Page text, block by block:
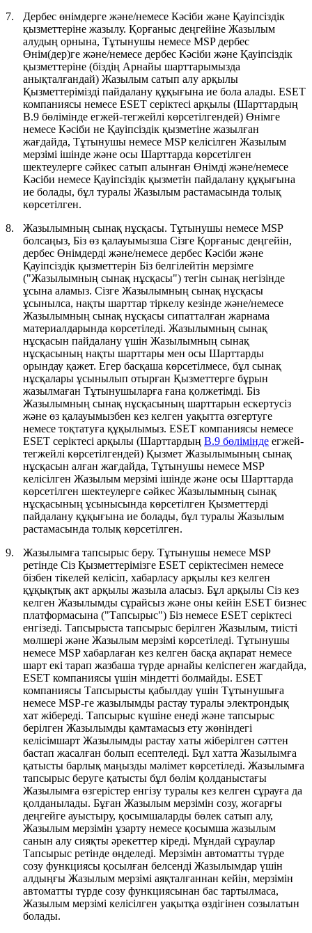
7.
Дербес өнімдерге және/немесе Кәсіби және Қауіпсіздік
қызметтеріне жазылу. Қорғаныс деңгейіне Жазылым
алудың орнына, Тұтынушы немесе MSP дербес
Өнім(дер)ге және/немесе дербес Кәсіби және Қауіпсіздік
қызметтеріне (біздің Арнайы шарттарымызда
анықталғандай) Жазылым сатып алу арқылы
Қызметтерімізді пайдалану құқығына ие бола алады. ESET
компаниясы немесе ESET серіктесі арқылы (Шарттардың
B.9 бөлімінде егжей-тегжейлі көрсетілгендей) Өнімге
немесе Кәсіби не Қауіпсіздік қызметіне жазылған
жағдайда, Тұтынушы немесе MSP келісілген Жазылым
мерзімі ішінде және осы Шарттарда көрсетілген
шектеулерге сәйкес сатып алынған Өнімді және/немесе
Кәсіби немесе Қауіпсіздік қызметін пайдалану құқығына
ие болады, бұл туралы Жазылым растамасында толық
көрсетілген.
8.
Жазылымның сынақ нұсқасы. Тұтынушы немесе MSP
болсаңыз, Біз өз қалауымызша Сізге Қорғаныс деңгейін,
дербес Өнімдерді және/немесе дербес Кәсіби және
Қауіпсіздік қызметтерін Біз белгілейтін мерзімге
("Жазылымның сынақ нұсқасы") тегін сынақ негізінде
ұсына аламыз. Сізге Жазылымның сынақ нұсқасы
ұсынылса, нақты шарттар тіркелу кезінде және/немесе
Жазылымның сынақ нұсқасы сипатталған жарнама
материалдарында көрсетіледі. Жазылымның сынақ
нұсқасын пайдалану үшін Жазылымның сынақ
нұсқасының нақты шарттары мен осы Шарттарды
орындау қажет. Егер басқаша көрсетілмесе, бұл сынақ
нұсқалары ұсынылып отырған Қызметтерге бұрын
жазылмаған Тұтынушыларға ғана қолжетімді. Біз
Жазылымның сынақ нұсқасының шарттарын ескертусіз
және өз қалауымызбен кез келген уақытта өзгертуге
немесе тоқтатуға құқылымыз. ESET компаниясы немесе
ESET серіктесі арқылы (Шарттардың B.9 бөлімінде егжей-
тегжейлі көрсетілгендей) Қызмет Жазылымының сынақ
нұсқасын алған жағдайда, Тұтынушы немесе MSP
келісілген Жазылым мерзімі ішінде және осы Шарттарда
көрсетілген шектеулерге сәйкес Жазылымның сынақ
нұсқасының ұсынысында көрсетілген Қызметтерді
пайдалану құқығына ие болады, бұл туралы Жазылым
растамасында толық көрсетілген.
9.
Жазылымға тапсырыс беру. Тұтынушы немесе MSP
ретінде Сіз Қызметтерімізге ESET серіктесімен немесе
бізбен тікелей келісіп, хабарласу арқылы кез келген
құқықтық акт арқылы жазыла аласыз. Бұл арқылы Сіз кез
келген Жазылымды сұрайсыз және оны кейін ESET бизнес
платформасына ("Тапсырыс") Біз немесе ESET серіктесі
енгізеді. Тапсырыста тапсырыс берілген Жазылым, тиісті
мөлшері және Жазылым мерзімі көрсетіледі. Тұтынушы
немесе MSP хабарлаған кез келген басқа ақпарат немесе
шарт екі тарап жазбаша түрде арнайы келіспеген жағдайда,
ESET компаниясы үшін міндетті болмайды. ESET
компаниясы Тапсырысты қабылдау үшін Тұтынушыға
немесе MSP-ге жазылымды растау туралы электрондық
хат жібереді. Тапсырыс күшіне енеді және тапсырыс
берілген Жазылымды қамтамасыз ету жөніндегі
келісімшарт Жазылымды растау хаты жіберілген сәттен
бастап жасалған болып есептеледі. Бұл хатта Жазылымға
қатысты барлық маңызды мәлімет көрсетіледі. Жазылымға
тапсырыс беруге қатысты бұл бөлім қолданыстағы
Жазылымға өзгерістер енгізу туралы кез келген сұрауға да
қолданылады. Бұған Жазылым мерзімін созу, жоғарғы
деңгейге ауыстыру, қосымшаларды бөлек сатып алу,
Жазылым мерзімін ұзарту немесе қосымша жазылым
санын алу сияқты әрекеттер кіреді. Мұндай сұраулар
Тапсырыс ретінде өңделеді. Мерзімін автоматты түрде
созу функциясы қосылған белсенді Жазылымдар үшін
алдыңғы Жазылым мерзімі аяқталғаннан кейін, мерзімін
автоматты түрде созу функциясынан бас тартылмаса,
Жазылым мерзімі келісілген уақытқа өздігінен созылатын
болады.